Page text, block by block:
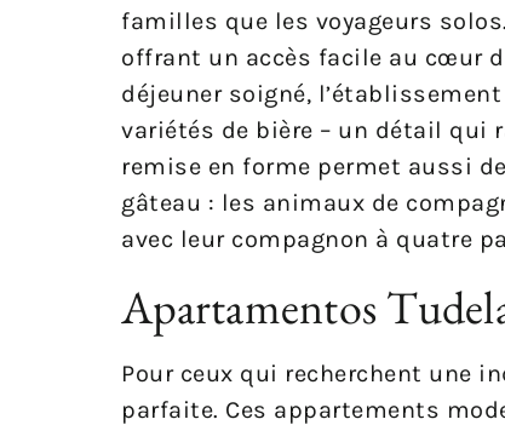
familles que les voyageurs
offrant un accès facile au cœur
déjeuner soigné,
variétés de bière – un détail qui
remise en forme permet aussi
gâteau : les animaux de
avec leur compagnon à quatre
Apartamentos
Pour ceux qui recherchent une
parfaite. Ces appartements